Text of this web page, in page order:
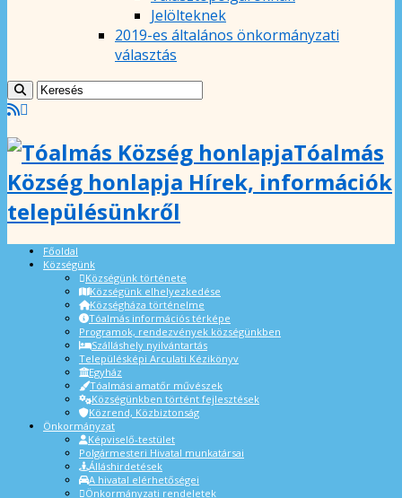
Jelölteknek
2019-es általános önkormányzati
választás
Tóalmás
Község honlapja Hírek, információk
településünkről
Főoldal
Községünk
Községünk története
Községünk elhelyezkedése
Községháza történelme
Tóalmás információs térképe
Programok, rendezvények községünkben
Szálláshely nyilvántartás
Településképi Arculati Kézikönyv
Egyház
Tóalmási amatőr művészek
Községünkben történt fejlesztések
Közrend, Közbiztonság
Önkormányzat
Képviselő-testület
Polgármesteri Hivatal munkatársai
Álláshirdetések
A hivatal elérhetőségei
Önkormányzati rendeletek